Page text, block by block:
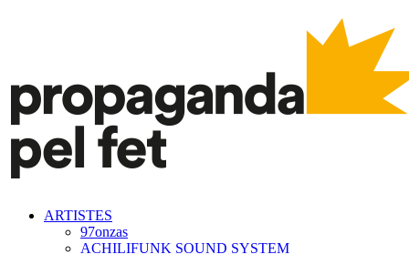
ARTISTES
97onzas
ACHILIFUNK SOUND SYSTEM